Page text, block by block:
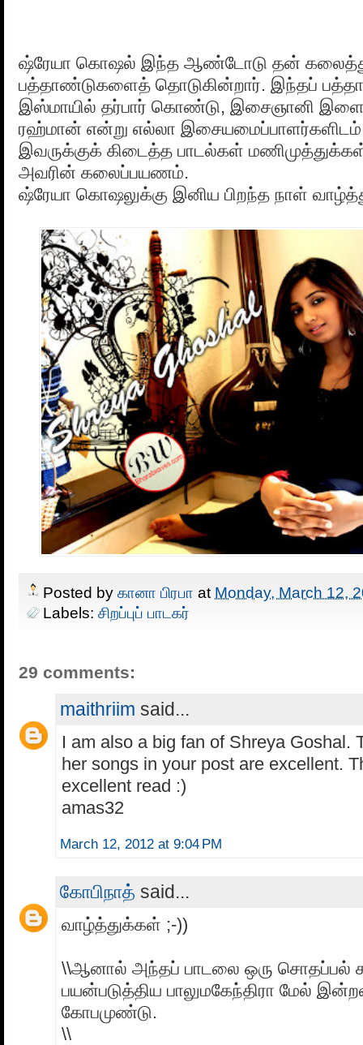
ஷ்ரேயா கொஷல் இந்த ஆண்டோடு தன்
பத்தாண்டுகளைத் தொடுகின்றார். இந்தப்
இஸ்மாயில் தர்பார் கொண்டு, இசைஞானி
ரஹ்மான் என்று எல்லா இசையமைப்பாளர்களிடம்
இவருக்குக் கிடைத்த பாடல்கள்
அவரின் கலைப்பயணம்.
ஷ்ரேயா கொஷலுக்கு இனிய பிறந்த நாள்
Posted by கானா பிரபா at Monday, March 12,
Labels: சிறப்புப் பாடகர்
29 comments:
maithriim said...
I am also a big fan of Shreya Goshal.
her songs in your post are excellent.
excellent read :)
amas32
March 12, 2012 at 9:04 PM
கோபிநாத் said...
வாழ்த்துக்கள் ;-))
\\ஆனால் அந்தப் பாடலை ஒரு சொதப்பல்
பயன்படுத்திய பாலுமகேந்திரா மேல்
கோபமுண்டு.
\\